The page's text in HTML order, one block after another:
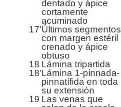
dentado y ápice
cortamente
acuminado
17'Últimos segmentos
con margen estéril
crenado y ápice
obtuso
18 Lámina tripartida
18'Lámina 1-pinnada-
pinnatífida en toda
su extensión
19 Las venas que